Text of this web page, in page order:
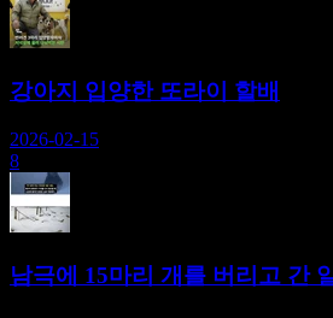
강아지 입양한 또라이 할배
2026-02-15
8
남극에 15마리 개를 버리고 간